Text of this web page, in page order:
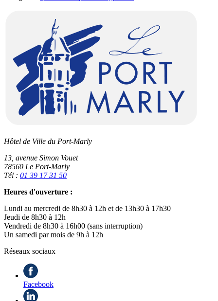
Hôtel de Ville du Port-Marly
13, avenue Simon Vouet
78560 Le Port-Marly
Tél : 01 39 17 31 50
Heures d'ouverture :
Lundi au mercredi de 8h30 à 12h et de 13h30 à 17h30
Jeudi de 8h30 à 12h
Vendredi de 8h30 à 16h00 (sans interruption)
Un samedi par mois de 9h à 12h
Réseaux sociaux
Facebook